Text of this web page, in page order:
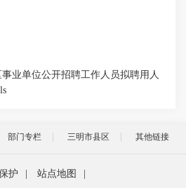
业单位公开招聘工作人员拟聘用人
部门专栏 三明市县区 其他链接
护 站点地图